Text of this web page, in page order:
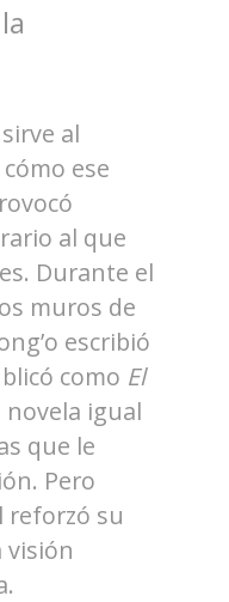
al
ese
al que
Durante el
muros de
escribió
como El
novela igual
que le
Pero
reforzó su
visión